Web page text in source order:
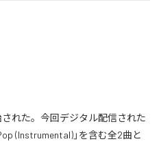
された。今回デジタル配信された
(Instrumental)」を含む全2曲と